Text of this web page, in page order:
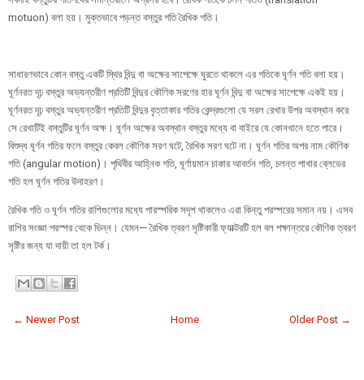
motuon) বলা হয়। মুক্তভাবে পড়ন্ত বস্তুর গতি রৈখিক গতি।
সাধারণভাবে কোন বস্তু একটি স্থির বিন্দু বা অক্ষের সাপেক্ষে ঘুরতে থাকলে এর গতিকে ঘূর্ণন গতি বলা হয়।
ঘূর্ণনরত দৃঢ় বস্তুর অভ্যন্তরীণ প্রতিটি বিন্দুর কৌণিক সরণের হার ঘূর্ণন বিন্দু বা অক্ষের সাপেক্ষে একই হয়।
ঘূর্ণনরত দৃঢ় বস্তুর অভ্যন্তরীণ প্রতিটি বিন্দুর বৃত্তাকার গতির কেন্দ্রগুলো যে সরল রেখার উপর অবস্থান করে
সে রেখাটিই বস্তুটির ঘূর্ণন অক্ষ। ঘূর্ণন অক্ষের অবস্থান বস্তুর মধ্যে বা বাইরে যে কোনখানে হতে পারে।
বিশুদ্ধ ঘূর্ণন গতির ফলে বস্তুর কেবল কৌণিক সরণ ঘটে, রৈখিক সরণ ঘটে না। ঘূর্ণন গতির অপর নাম কৌণিক
গতি (angular motion)। পৃথিবীর আহ্নিক গতি, ঘূর্ণায়মান চাকার আবর্তন গতি, চলন্ত পাখার ব্লেডের
গতি হল ঘূর্ণন গতির উদাহরণ।
রৈখিক গতি ও ঘূর্ণন গতির রাশিগুলোর মধ্যে পারস্পরিক সদৃশ থাকলেও এরা কিন্তু পরস্পরের সমান নয়। এসব
রাশির সংজ্ঞা পরস্পর থেকে ভিন্ন। যেমন— রৈখিক ত্বরণ সৃষ্টিকারী ফ্যাক্টরটি হল বল পক্ষান্তরে কৌণিক ত্বরণ
সৃষ্টির জন্য যা দায়ী তা হল টর্ক।
← Newer Post Older Post →
Home